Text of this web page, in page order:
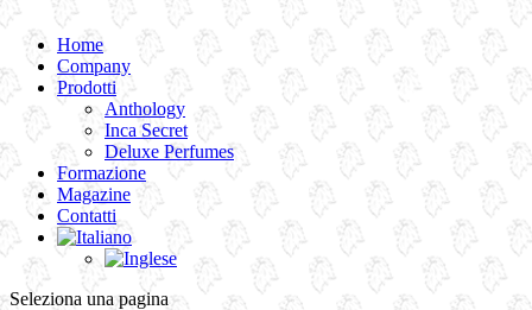
Home
Company
Prodotti
Anthology
Inca Secret
Deluxe Perfumes
Formazione
Magazine
Contatti
Seleziona una pagina